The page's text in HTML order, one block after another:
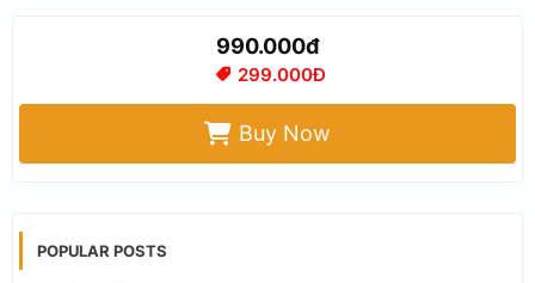
990.000đ
299.000Đ
Buy Now
POPULAR POSTS